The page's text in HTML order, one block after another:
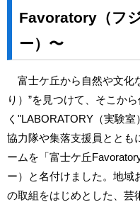
Favoratory（フ
ー）〜
富士ケ丘から自然や文化
り）”を見つけて、そこか
く"LABORATORY（実験
協力隊や集落支援員ととも
ームを「富士ケ丘
ー）と名付けました。地域
の取組をはじめとした、芸